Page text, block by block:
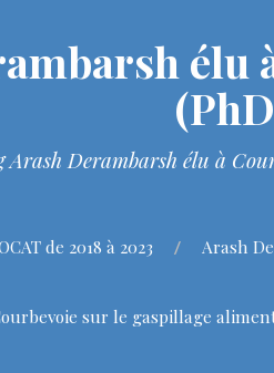
élu
Arash Derambarsh élu à
de 2018 à 2023 Arash
sur le gaspillage